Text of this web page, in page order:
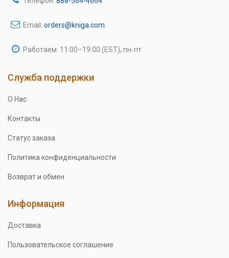
Email: orders@kniga.com
Работаем: 11:00–19:00 (EST), пн-пт
Служба поддержки
О Нас
Контакты
Статус заказа
Политика конфиденциальности
Возврат и обмен
Информация
Доставка
Пользовательское соглашение